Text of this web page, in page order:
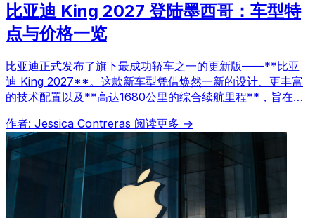
比亚迪 King 2027 登陆墨西哥：车型特
点与价格一览
比亚迪正式发布了旗下最成功轿车之一的更新版——**比亚
迪 King 2027**。这款新车型凭借焕然一新的设计、更丰富
的技术配置以及**高达1680公里的综合续航里程**，旨在提
作者: Jessica Contreras 阅读更多 →